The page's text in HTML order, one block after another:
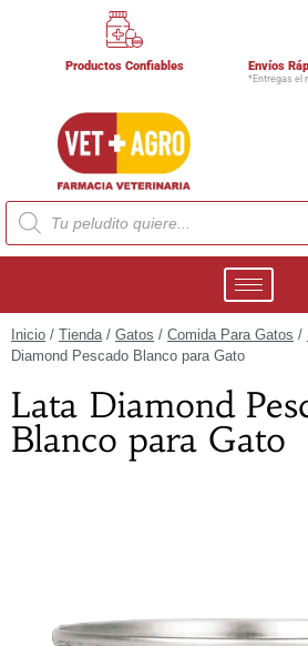
Productos Confiables Envíos
*Entregas el
Inicio / Tienda/ Gatos / Comida Para Gatos /
Diamond Pescado Blanco para Gato
Lata Diamond
Blanco para Gato